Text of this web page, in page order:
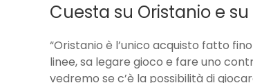
Cuesta su Oristanio e
“Oristanio è l’unico acquisto fatto
linee, sa legare gioco e fare uno
vedremo se c’è la possibilità di